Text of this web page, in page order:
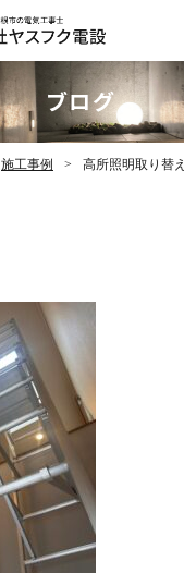
ブログ
施工事例 高所照明取り替え